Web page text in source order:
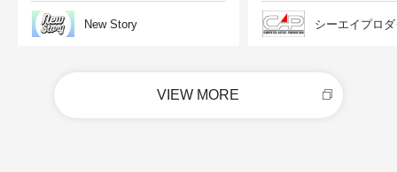
New Story シーエイプロ
VIEW MORE